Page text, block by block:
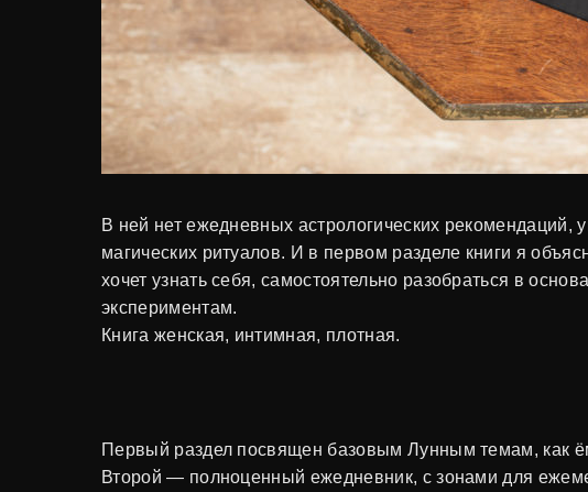
В ней нет ежедневных астрологических рекомендаций,
магических ритуалов. И в первом разделе книги я
хочет узнать себя, самостоятельно разобраться в
экспериментам.
Книга женская, интимная, плотная.
Первый раздел посвящен базовым Лунным темам, как
Второй — полноценный ежедневник, с зонами для